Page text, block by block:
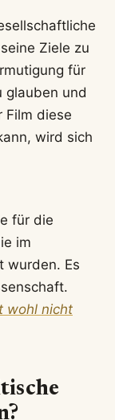
Ziele zu
für
glauben und
Film diese
wird sich
für die
im
wurden. Es
wohl nicht